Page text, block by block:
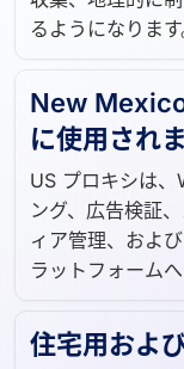
め、実際のNew
収集、地理的に
New Mexico
に使用され
US プロキシは、
ング、広告検証
ィア管理、およ